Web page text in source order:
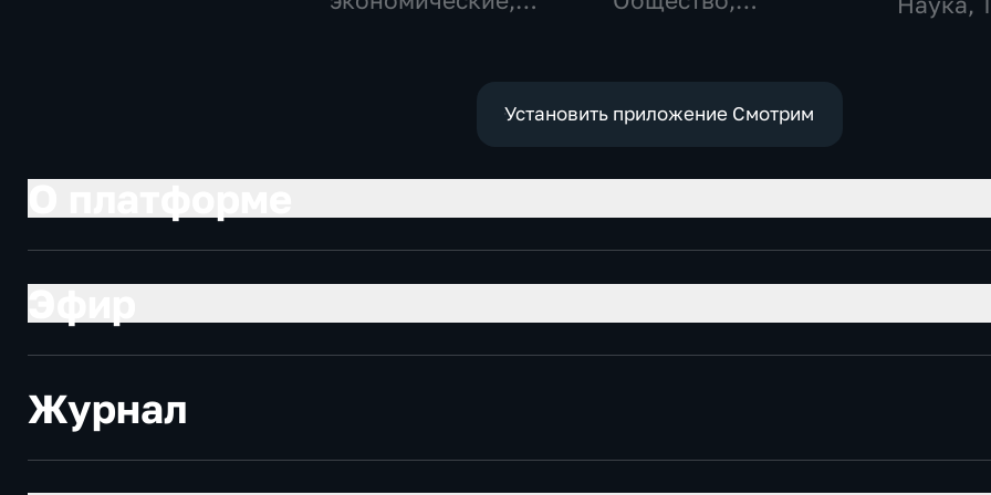
Установить приложение Смотрим
Журнал